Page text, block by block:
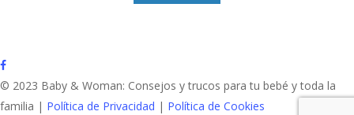
facebook
© 2023 Baby & Woman: Consejos y trucos para tu bebé y toda la
familia | Política de Privacidad | Política de Cookies